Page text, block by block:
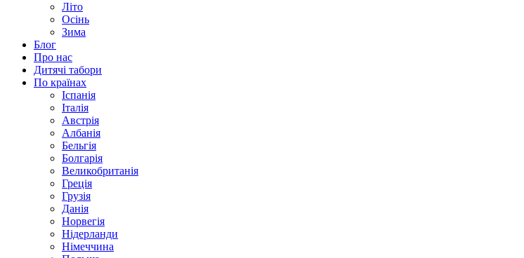
Літо
Осінь
Зима
Блог
Про нас
Дитячі табори
По країнах
Іспанія
Італія
Австрія
Албанія
Бельгія
Болгарія
Великобританія
Греція
Грузія
Данія
Норвегія
Нідерланди
Німеччина